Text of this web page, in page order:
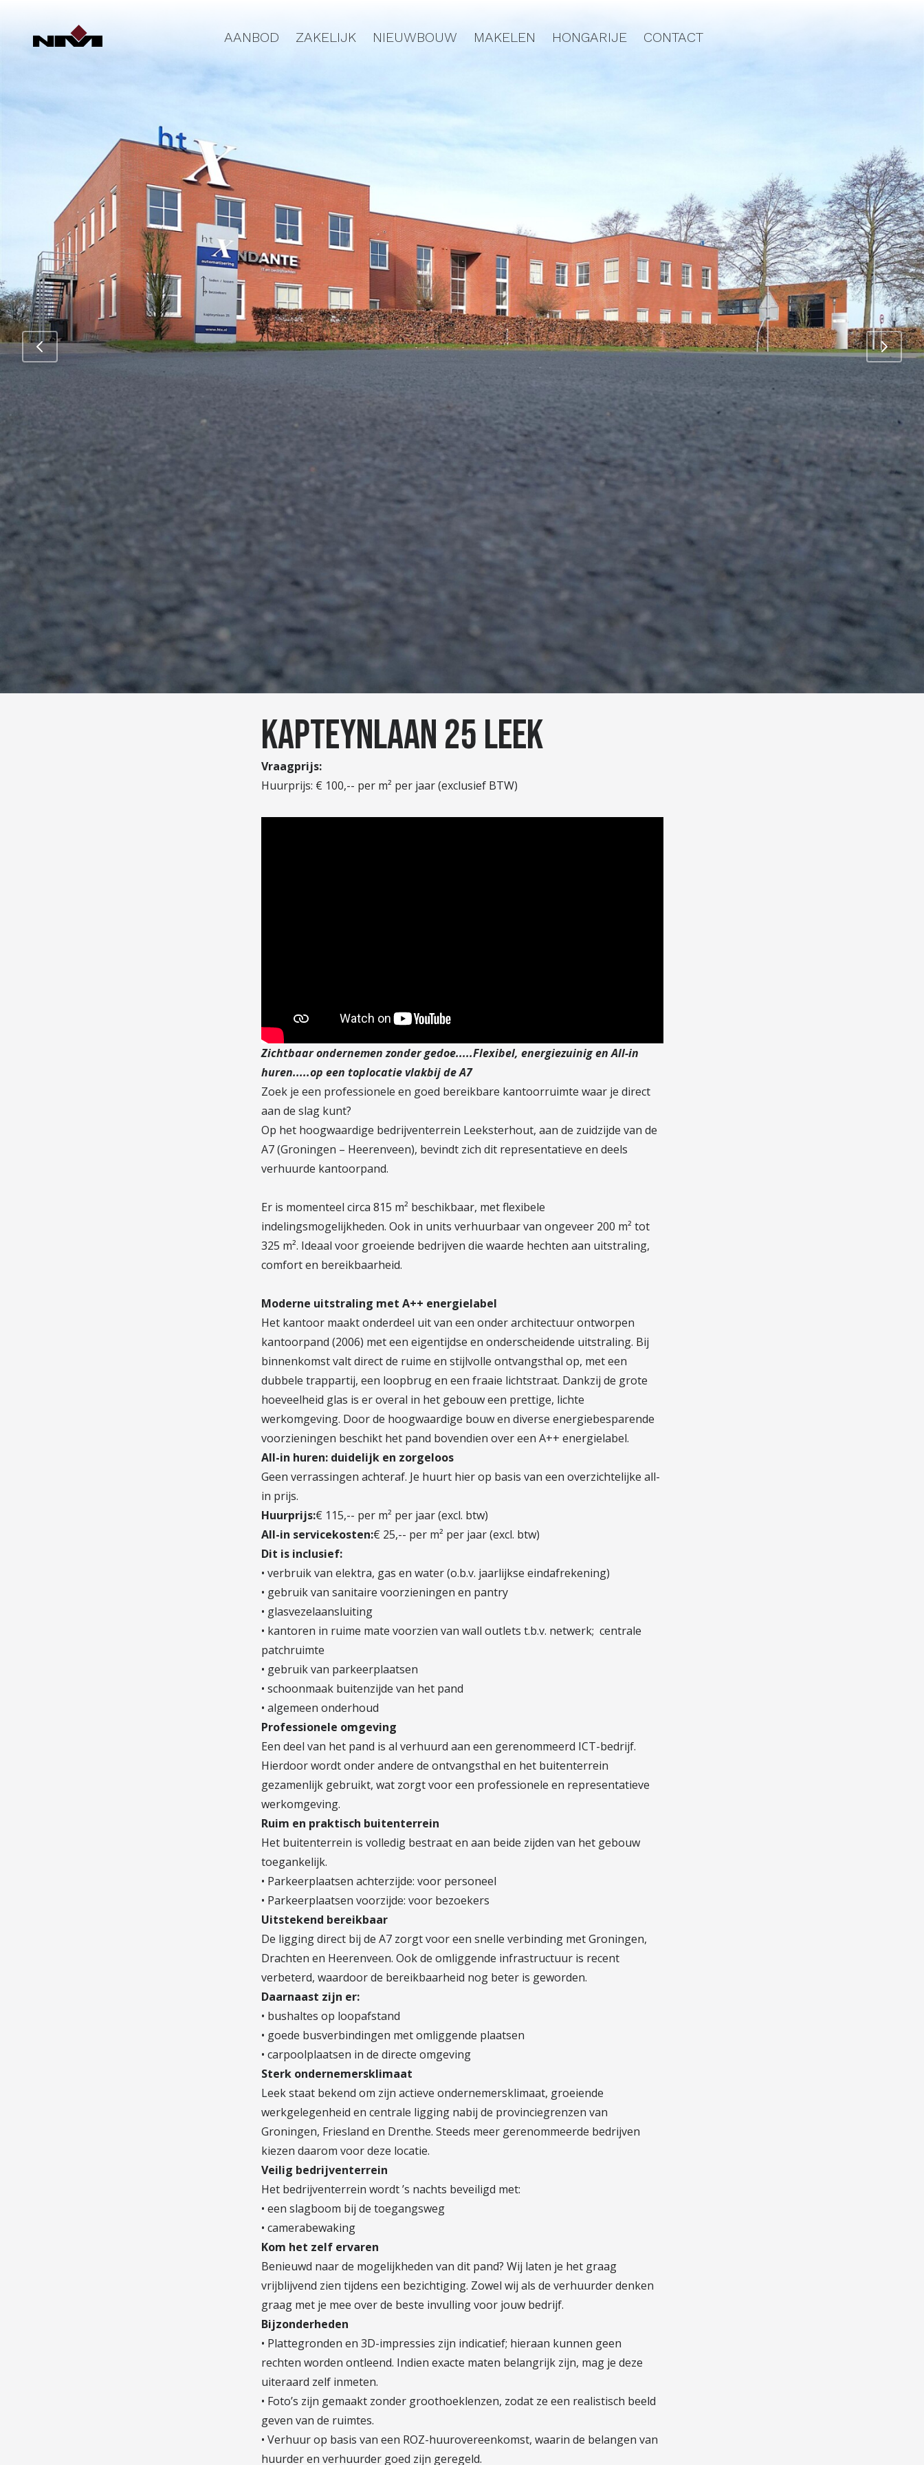
AANBOD ZAKELIJK NIEUWBOUW MAKELEN HONGARIJE CONTACT
KAPTEYNLAAN 25 LEEK
Vraagprijs:
Huurprijs: € 100,-- per m² per jaar (exclusief BTW)
Zichtbaar ondernemen zonder gedoe.....Flexibel, energiezuinig en All-in
huren.....op een toplocatie vlakbij de A7
Zoek je een professionele en goed bereikbare kantoorruimte waar je direct
aan de slag kunt?
Op het hoogwaardige bedrijventerrein Leeksterhout, aan de zuidzijde van de
A7 (Groningen – Heerenveen), bevindt zich dit representatieve en deels
verhuurde kantoorpand.
Er is momenteel circa 815 m² beschikbaar, met flexibele
indelingsmogelijkheden. Ook in units verhuurbaar van ongeveer 200 m² tot
325 m². Ideaal voor groeiende bedrijven die waarde hechten aan uitstraling,
comfort en bereikbaarheid.
Moderne uitstraling met A++ energielabel
Het kantoor maakt onderdeel uit van een onder architectuur ontworpen
kantoorpand (2006) met een eigentijdse en onderscheidende uitstraling. Bij
binnenkomst valt direct de ruime en stijlvolle ontvangsthal op, met een
dubbele trappartij, een loopbrug en een fraaie lichtstraat. Dankzij de grote
hoeveelheid glas is er overal in het gebouw een prettige, lichte
werkomgeving. Door de hoogwaardige bouw en diverse energiebesparende
voorzieningen beschikt het pand bovendien over een A++ energielabel.
All-in huren: duidelijk en zorgeloos
Geen verrassingen achteraf. Je huurt hier op basis van een overzichtelijke all-
in prijs.
Huurprijs:€ 115,-- per m² per jaar (excl. btw)
All-in servicekosten:€ 25,-- per m² per jaar (excl. btw)
Dit is inclusief:
• verbruik van elektra, gas en water (o.b.v. jaarlijkse eindafrekening)
• gebruik van sanitaire voorzieningen en pantry
• glasvezelaansluiting
• kantoren in ruime mate voorzien van wall outlets t.b.v. netwerk; centrale
patchruimte
• gebruik van parkeerplaatsen
• schoonmaak buitenzijde van het pand
• algemeen onderhoud
Professionele omgeving
Een deel van het pand is al verhuurd aan een gerenommeerd ICT-bedrijf.
Hierdoor wordt onder andere de ontvangsthal en het buitenterrein
gezamenlijk gebruikt, wat zorgt voor een professionele en representatieve
werkomgeving.
Ruim en praktisch buitenterrein
Het buitenterrein is volledig bestraat en aan beide zijden van het gebouw
toegankelijk.
• Parkeerplaatsen achterzijde: voor personeel
• Parkeerplaatsen voorzijde: voor bezoekers
Uitstekend bereikbaar
De ligging direct bij de A7 zorgt voor een snelle verbinding met Groningen,
Drachten en Heerenveen. Ook de omliggende infrastructuur is recent
verbeterd, waardoor de bereikbaarheid nog beter is geworden.
Daarnaast zijn er:
• bushaltes op loopafstand
• goede busverbindingen met omliggende plaatsen
• carpoolplaatsen in de directe omgeving
Sterk ondernemersklimaat
Leek staat bekend om zijn actieve ondernemersklimaat, groeiende
werkgelegenheid en centrale ligging nabij de provinciegrenzen van
Groningen, Friesland en Drenthe. Steeds meer gerenommeerde bedrijven
kiezen daarom voor deze locatie.
Veilig bedrijventerrein
Het bedrijventerrein wordt ’s nachts beveiligd met:
• een slagboom bij de toegangsweg
• camerabewaking
Kom het zelf ervaren
Benieuwd naar de mogelijkheden van dit pand? Wij laten je het graag
vrijblijvend zien tijdens een bezichtiging. Zowel wij als de verhuurder denken
graag met je mee over de beste invulling voor jouw bedrijf.
Bijzonderheden
• Plattegronden en 3D-impressies zijn indicatief; hieraan kunnen geen
rechten worden ontleend. Indien exacte maten belangrijk zijn, mag je deze
uiteraard zelf inmeten.
• Foto’s zijn gemaakt zonder groothoeklenzen, zodat ze een realistisch beeld
geven van de ruimtes.
• Verhuur op basis van een ROZ-huurovereenkomst, waarin de belangen van
huurder en verhuurder goed zijn geregeld.